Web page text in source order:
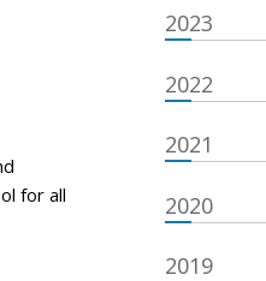
for all
2023
2022
2021
2020
2019